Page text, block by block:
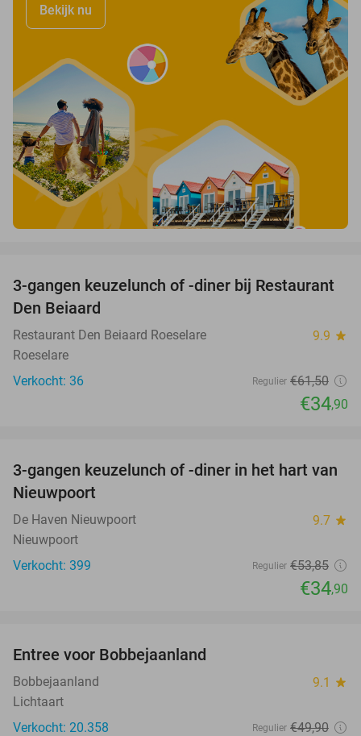
Bekijk nu
43%
3-gangen keuzelunch of -diner bij Restaurant
Den Beiaard
Restaurant Den Beiaard Roeselare 9.9 star
Roeselare
Verkocht: 36
Regulier €61,50
€34,90
35%
3-gangen keuzelunch of -diner in het hart van
Nieuwpoort
De Haven Nieuwpoort 9.7 star
Nieuwpoort
Verkocht: 399
Regulier €53,85
€34,90
Entree voor Bobbejaanland
Bobbejaanland 9.1 star
Lichtaart
Verkocht: 20.358
Regulier €49,90